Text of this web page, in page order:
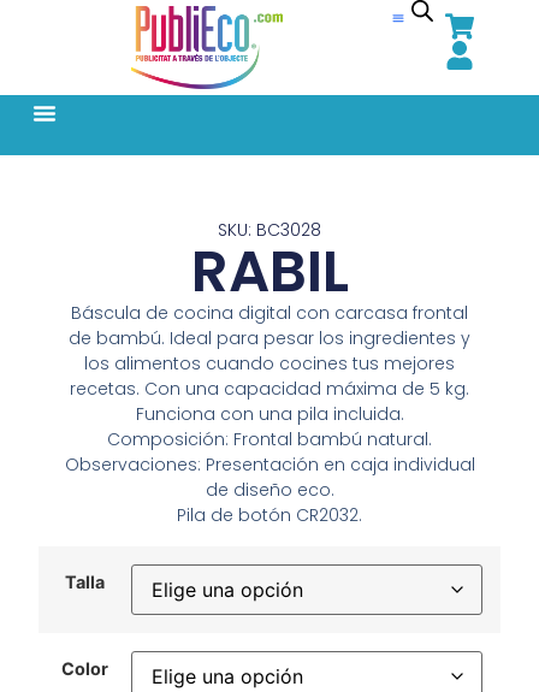
SKU: BC3028
RABIL
Báscula de cocina digital con carcasa frontal
de bambú. Ideal para pesar los ingredientes y
los alimentos cuando cocines tus mejores
recetas. Con una capacidad máxima de 5 kg.
Funciona con una pila incluida.
Composición: Frontal bambú natural.
Observaciones: Presentación en caja individual
de diseño eco.
Pila de botón CR2032.
Talla
Color